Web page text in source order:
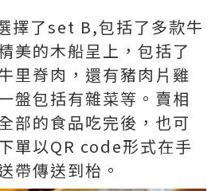
擇了set B,包括了多款牛
美的木船呈上，包括了
里脊肉，還有豬肉片雞
盤包括有雜菜等。賣相
部的食品吃完後，也可
單以QR code形式在手
帶傳送到枱。